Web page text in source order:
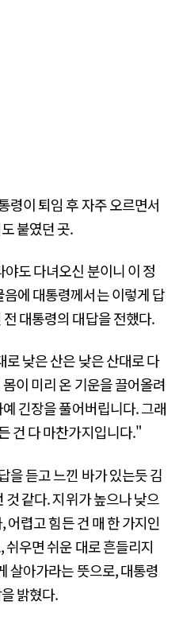
령이 퇴임 후 자주 오르면서
붙였던 곳.
도 다녀오신 분이니 이 정
에 대통령께서는 이렇게 답
대통령의 대답을 전했다.
낮은 산은 낮은 산대로 다
이 미리 온 기운을 끌어올려
긴장을 풀어버립니다. 그래
건 다 마찬가지입니다."
을 듣고 느낀 바가 있는듯 김
같다. 지위가 높으나 낮으
어렵고 힘든 건 매 한 가지인
쉬우면 쉬운 대로 흔들리지
살아가라는 뜻으로, 대통령
밝혔다.